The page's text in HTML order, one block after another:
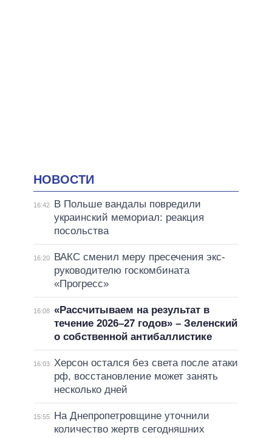
НОВОСТИ
16:42
В Польше вандалы повредили
украинский мемориал: реакция
посольства
16:20
ВАКС сменил меру пресечения экс-
руководителю госкомбината
«Прогресс»
16:08 «Рассчитываем на результат в
течение 2026–27 годов» – Зеленский
о собственной антибаллистике
16:03 Херсон остался без света после атаки
рф, восстановление может занять
несколько дней
15:55
На Днепропетровщине уточнили
количество жертв сегодняшних